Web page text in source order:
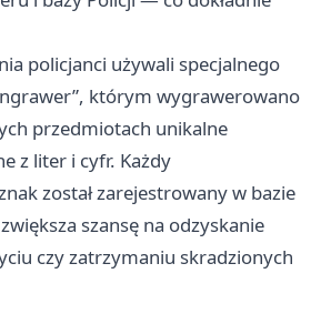
policjanci używali specjalnego
którym wygrawerowano
przedmiotach unikalne
z liter i cyfr. Każdy
został zarejestrowany w bazie
szansę na odzyskanie
czy zatrzymaniu skradzionych